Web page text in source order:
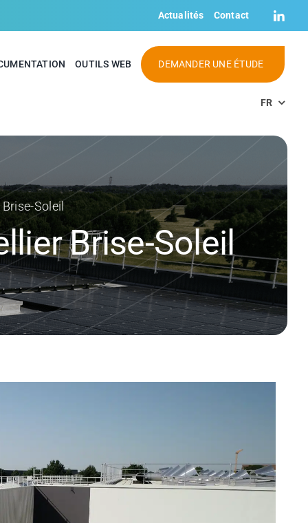
Actualités Contact
OUTILS WEB DEMANDER UNE ÉTUDE
FR
Soleil
Brise-Soleil